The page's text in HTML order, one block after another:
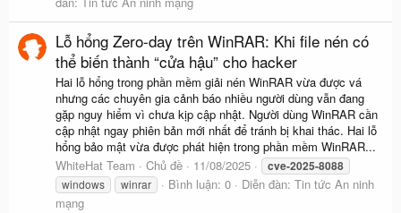
Lỗ hổng Zero-day trên WinRAR: Khi file nén có
thể biến thành “cửa hậu” cho hacker
Hai lỗ hổng trong phần mềm giải nén WinRAR vừa được vá
nhưng các chuyên gia cảnh báo nhiều người dùng vẫn đang
gặp nguy hiểm vì chưa kịp cập nhật. Người dùng WinRAR cần
cập nhật ngay phiên bản mới nhất để tránh bị khai thác. Hai lỗ
hổng bảo mật vừa được phát hiện trong phần mềm WinRAR...
WhiteHat Team
Chủ đề 11/08/2025 cve-2025-8088
windows winrar Bình luận: 0 Diễn đàn: Tin tức An ninh
mạng